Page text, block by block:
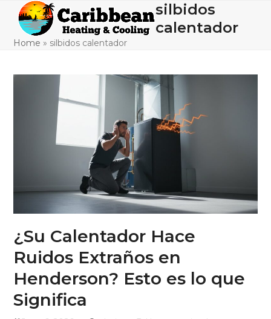
content
Open
mobile
menu
Close
mobile
menu
silbidos
calentador
Home » silbidos calentador
¿Su Calentador Hace
Ruidos Extraños en
Henderson? Esto es lo que
Significa